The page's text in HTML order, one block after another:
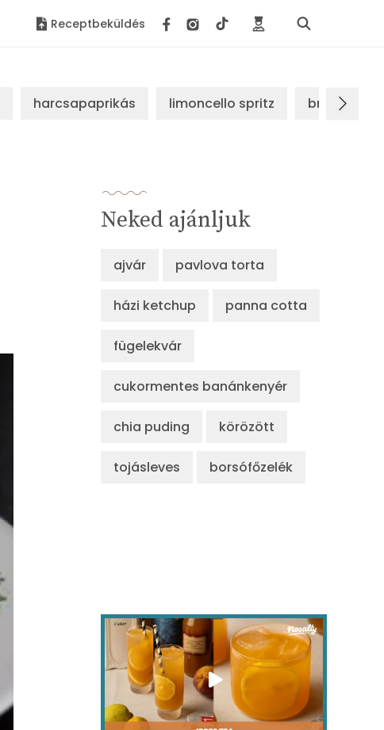
Receptbeküldés
harcsapaprikás limoncello spritz brassói
Neked ajánljuk
ajvár pavlova torta
házi ketchup panna cotta
fügelekvár
cukormentes banánkenyér
chia puding körözött
tojásleves borsófőzelék